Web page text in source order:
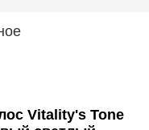
Vitality's Tone